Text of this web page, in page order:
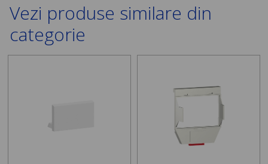
Vezi produse similare din
categorie